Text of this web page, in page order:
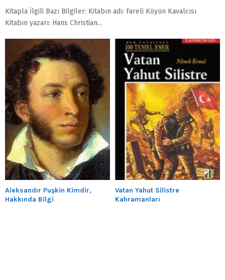
Kitapla İlgili Bazı Bilgiler: Kitabın adı: Fareli Köyün Kavalcısı
Kitabın yazarı: Hans Christian...
Aleksandır Puşkin Kimdir,
Hakkında Bilgi
Vatan Yahut Silistre
Kahramanları